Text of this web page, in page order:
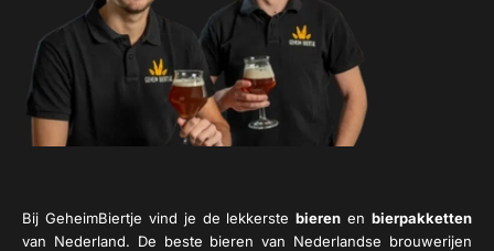
Bij GeheimBiertje vind je de lekkerstebieren en bierpakketten
van Nederland. De beste bieren van Nederlandse brouwerijen